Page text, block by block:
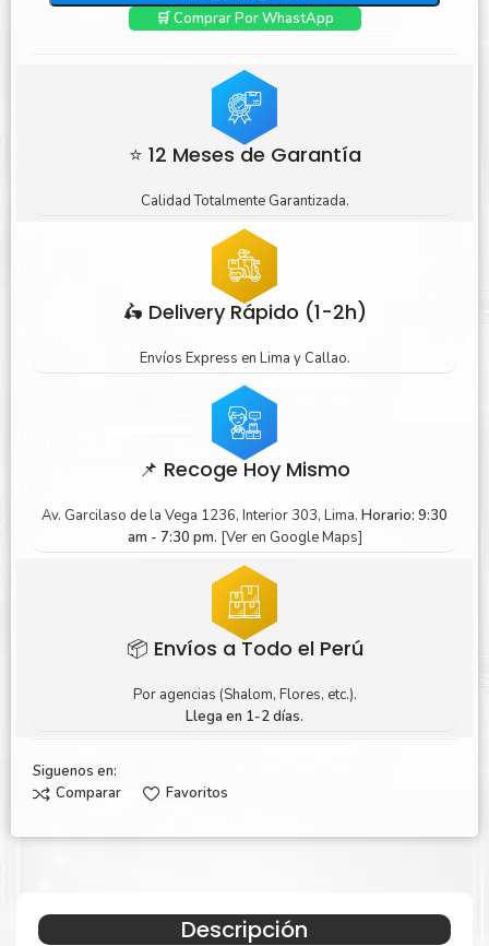
🛒 Comprar Por WhastApp
⭐ 12 Meses de Garantía
Calidad Totalmente Garantizada.
🛵 Delivery Rápido (1-2h)
Envíos Express en Lima y Callao.
📌 Recoge Hoy Mismo
Av. Garcilaso de la Vega 1236, Interior 303, Lima. Horario: 9:30
am - 7:30 pm. [Ver en Google Maps]
📦 Envíos a Todo el Perú
Por agencias (Shalom, Flores, etc.).
Llega en 1-2 días.
Siguenos en:
Comparar
Favoritos
Descripción